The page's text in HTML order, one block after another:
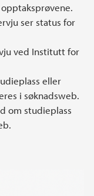
ser status for
ved Institutt for
eller
i søknadsweb.
om studieplass